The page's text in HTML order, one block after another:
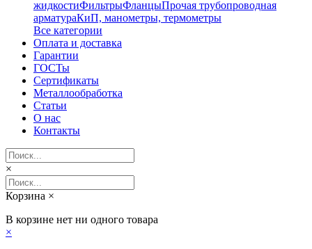
жидкостиФильтрыФланцыПрочая трубопроводная
арматураКиП, манометры, термометры
Все категории
Оплата и доставка
Гарантии
ГОСТы
Сертификаты
Металлообработка
Статьи
О нас
Контакты
×
Корзина ×
В корзине нет ни одного товара
×